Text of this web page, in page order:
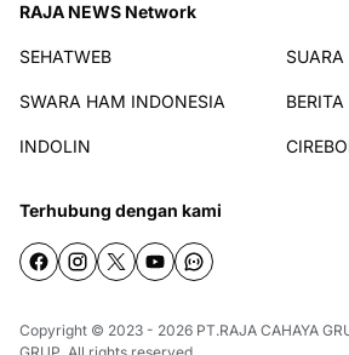
RAJA NEWS Network
SEHATWEB SUARA
SWARA HAM INDONESIA
INDOLIN
Terhubung dengan kami
Copyright © 2023 - 2026 PT.RAJA CAHAYA